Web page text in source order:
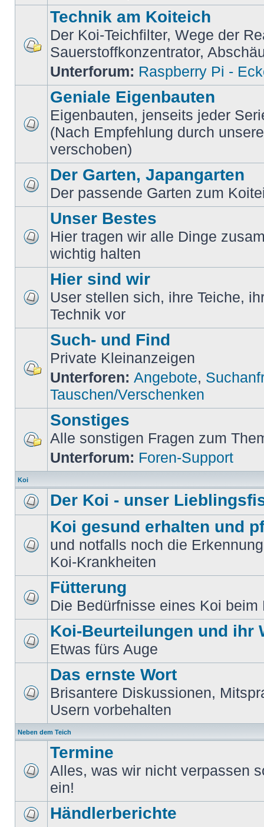
Technik am Koiteich
Der Koi-Teichfilter, Wege der
Sauerstoffkonzentrator,
Unterforum: Raspberry Pi -
Geniale Eigenbauten
Eigenbauten, jenseits jeder
(Nach Empfehlung durch
verschoben)
Der Garten, Japangarten
Der passende Garten zum
Unser Bestes
Hier tragen wir alle Dinge
wichtig halten
Hier sind wir
User stellen sich, ihre Teiche,
Technik vor
Such- und Find
Private Kleinanzeigen
Unterforen: Angebote,
Tauschen/Verschenken
Sonstiges
Alle sonstigen Fragen zum
Unterforum: Foren-Support
Koi
Der Koi - unser
Koi gesund erhalten und
und notfalls noch die
Koi-Krankheiten
Fütterung
Die Bedürfnisse eines Koi beim
Koi-Beurteilungen und ihr
Etwas fürs Auge
Das ernste Wort
Brisantere Diskussionen,
Usern vorbehalten
Neben dem Teich
Termine
Alles, was wir nicht verpassen
ein!
Händlerberichte